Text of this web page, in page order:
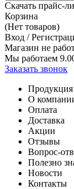
Скачать прайс-
Корзина
(Нет товаров)
Вход /
Магазин не
Мы работаем
Заказать звонок
Продукция
О
Оплата
Доставка
Акции
Отзывы
Вопрос-
Полезно
Новости
Контакты